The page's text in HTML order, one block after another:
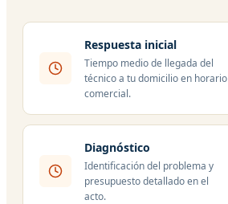
Respuesta inicial
Tiempo medio de llegada del
técnico a tu domicilio en horario
comercial.
Diagnóstico
Identificación del problema y
presupuesto detallado en el
acto.